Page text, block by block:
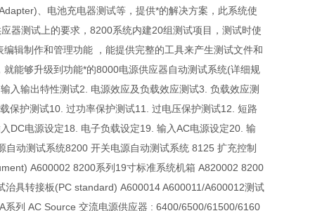
、电池充电器测试等，提供*的解决方案，此系统使
器测试上的要求，8200系统内建20组测试项目，测试时使
辑制作和管理功能 ，能提供完整的工具来产生测试文件和
能够升级到功能*的8000电源供应器自动测试系统(详细规
入输出特性测试2. 电源效应及负载效应测试3. 负载效应测
保护测试10. 过功率保护测试11. 过电压保护测试12. 短路
DC电源设定18. 电子负载设定19. 输入AC电源设定20. 输
动测试系统8200 开关电源自动测试系统 8125 扩充控制
A600002 8200系列19寸标准系统机箱 A820002 8200
具转接板(PC standard) A600014 A600011/A600012测试
列 AC Source 交流电源供应器 : 6400/6500/61500/6160